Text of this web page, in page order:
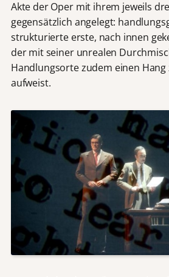
Akte der Oper mit ihrem jeweils
gegensätzlich angelegt:
strukturierte erste, nach innen
der mit seiner unrealen
Handlungsorte zudem einen
aufweist.